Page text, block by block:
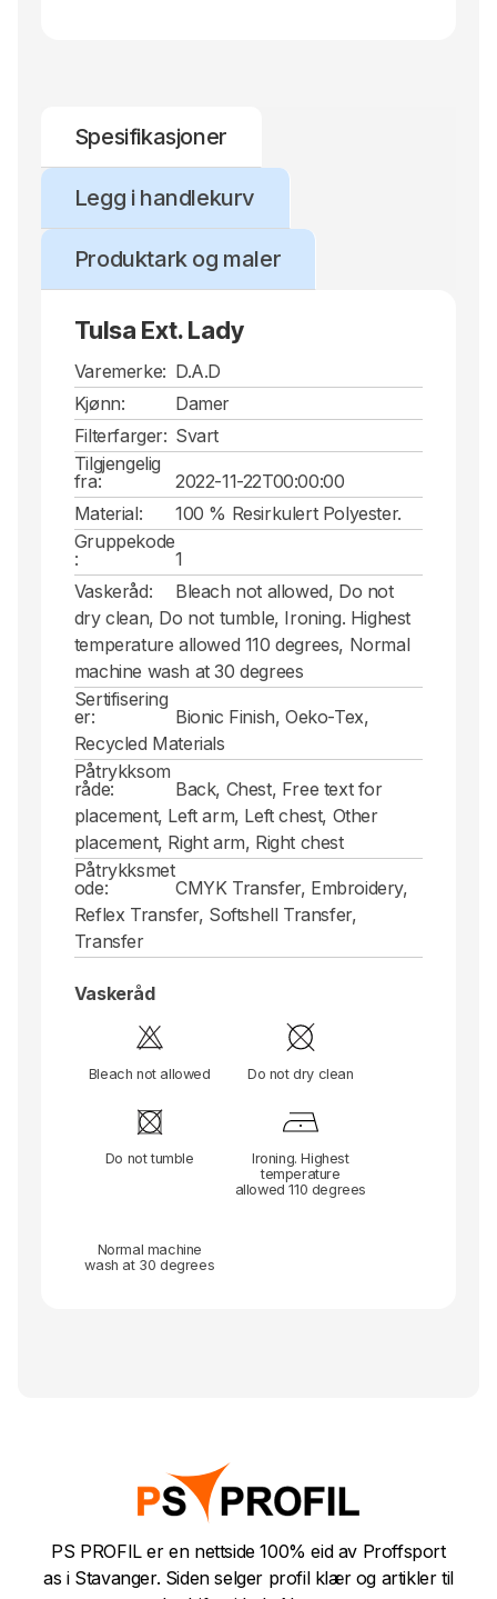
Spesifikasjoner
Legg i handlekurv
Produktark og maler
Tulsa Ext. Lady
Varemerke: D.A.D
Kjønn:
Damer
Filterfarger: Svart
Tilgjengelig
fra:
2022-11-22T00:00:00
Material:
100 % Resirkulert Polyester.
Gruppekode
:
1
Vaskeråd:
Bleach not allowed, Do not
dry clean, Do not tumble, Ironing. Highest
temperature allowed 110 degrees, Normal
machine wash at 30 degrees
Sertifisering
er:
Bionic Finish, Oeko-Tex,
Recycled Materials
Påtrykksom
råde:
Back, Chest, Free text for
placement, Left arm, Left chest, Other
placement, Right arm, Right chest
Påtrykksmet
ode:
CMYK Transfer, Embroidery,
Reflex Transfer, Softshell Transfer,
Transfer
Vaskeråd
Bleach not allowed Do not dry clean
Do not tumble
Ironing. Highest
temperature
allowed 110 degrees
Normal machine
wash at 30 degrees
PS PROFIL er en nettside 100% eid av Proffsport
as i Stavanger. Siden selger profil klær og artikler til